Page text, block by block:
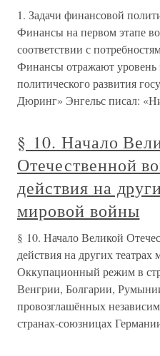
1. Задачи финансовой
Финансы на первом этапе
соответствии с
Финансы отражают уровень
политического развития
Дюринг» Энгельс писал:
§ 10. Начало
Отечественной
действия на
мировой войны
§ 10. Начало Великой
действия на других
Оккупационный режим в
Венгрии, Болгарии,
провозглашённых
странах-союзницах